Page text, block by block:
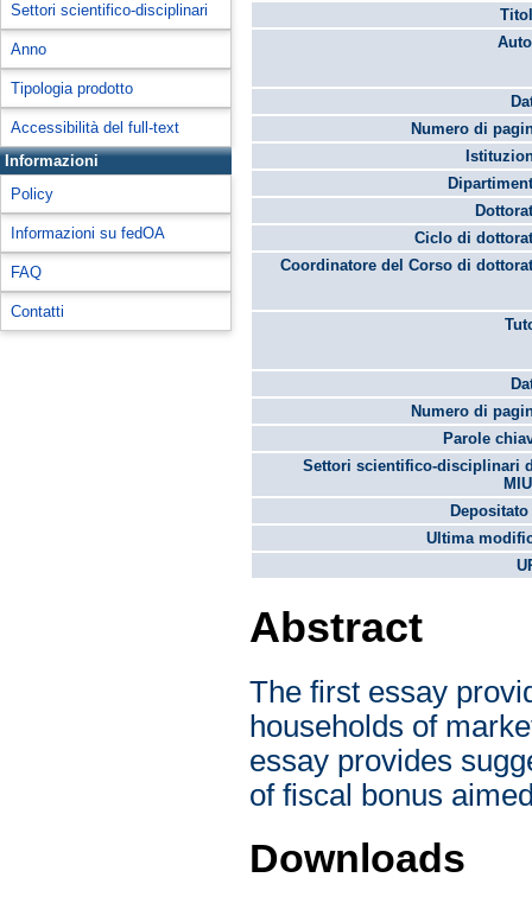
Settori scientifico-disciplinari
Anno
Tipologia prodotto
Accessibilità del full-text
Informazioni
Policy
Informazioni su fedOA
FAQ
Contatti
Numero di
Ciclo di
Coordinatore del Corso di
Numero di
Parole
Settori scientifico-disciplinari
Ultima
Abstract
The first essay
households of
essay provides
of fiscal bonus
Downloads